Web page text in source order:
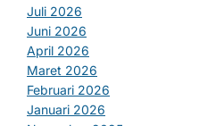
Juli 2026
Juni 2026
April 2026
Maret 2026
Februari 2026
Januari 2026